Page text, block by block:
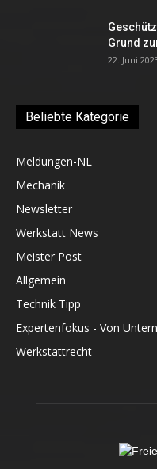
Grund
22. Juni
Beliebte Kategorie
Meldungen-NL
Mechanik
Newsletter
Werkstatt News
Meister Post
Allgemein
Technik Tipp
Expertenfokus - Von
Werkstattrecht